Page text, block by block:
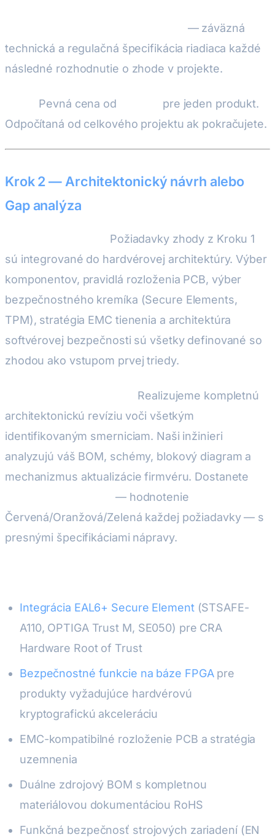
— záväzná
technická a regulačná špecifikácia riadiaca každé
následné rozhodnutie o zhode v projekte.
Pevná cena od
pre jeden produkt.
Odpočítaná od celkového projektu ak pokračujete.
Krok 2 — Architektonický návrh alebo
Gap analýza
Požiadavky zhody z Kroku 1
sú integrované do hardvérovej architektúry. Výber
komponentov, pravidlá rozloženia PCB, výber
bezpečnostného kremíka (Secure Elements,
TPM), stratégia EMC tienenia a architektúra
softvérovej bezpečnosti sú všetky definované so
zhodou ako vstupom prvej triedy.
Realizujeme kompletnú
architektonickú revíziu voči všetkým
identifikovaným smerniciam. Naši inžinieri
analyzujú váš BOM, schémy, blokový diagram a
mechanizmus aktualizácie firmvéru. Dostanete
— hodnotenie
Červená/Oranžová/Zelená každej požiadavky — s
presnými špecifikáciami nápravy.
Integrácia EAL6+ Secure Element(STSAFE-
A110, OPTIGA Trust M, SE050) pre CRA
Hardware Root of Trust
Bezpečnostné funkcie na báze FPGApre
produkty vyžadujúce hardvérovú
kryptografickú akceleráciu
EMC-kompatibilné rozloženie PCB a stratégia
uzemnenia
Duálne zdrojový BOM s kompletnou
materiálovou dokumentáciou RoHS
Funkčná bezpečnosť strojových zariadení (EN